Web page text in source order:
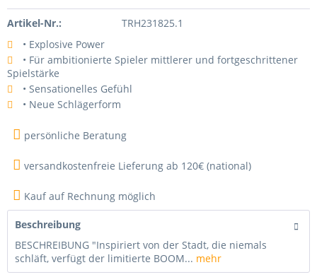
Artikel-Nr.:
TRH231825.1
• Explosive Power
• Für ambitionierte Spieler mittlerer und fortgeschrittener
Spielstärke
• Sensationelles Gefühl
• Neue Schlägerform
persönliche Beratung
versandkostenfreie Lieferung ab 120€ (national)
Kauf auf Rechnung möglich
Beschreibung
BESCHREIBUNG "Inspiriert von der Stadt, die niemals
schläft, verfügt der limitierte BOOM... mehr